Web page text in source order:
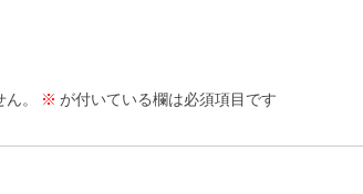
。 ※ が付いている欄は必須項目です